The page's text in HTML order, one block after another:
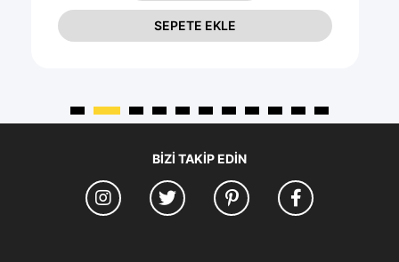
SEPETE EKLE
BIZI TAKIP EDIN